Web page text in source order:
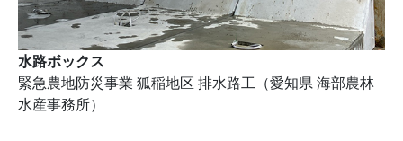
水路ボックス
緊急農地防災事業 狐稲地区 排水路工（愛知県 海部農林
水産事務所）